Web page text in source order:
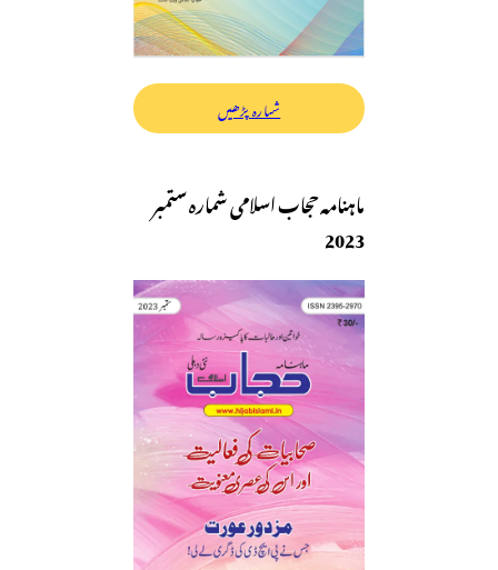
شمارہ پڑھیں
ماہنامہ حجاب اسلامی شمارہ ستمبر
2023